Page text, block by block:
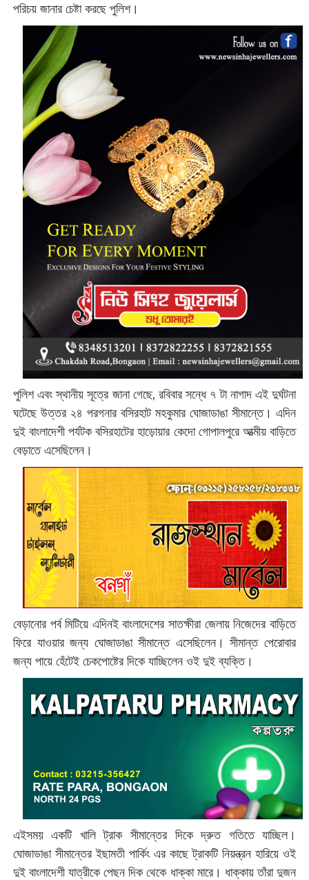
পরিচয় জানার চেষ্টা করছে পুলিশ।
পুলিশ এবং স্থানীয় সূত্রে জানা গেছে, রবিবার সন্ধে ৭ টা নাগাদ এই দুর্ঘটনা
ঘটেছে উত্তর ২৪ পরগনার বসিরহাট মহকুমার ঘোজাডাঙা সীমান্তে। এদিন
দুই বাংলাদেশী পর্যটক বসিরহাটের হাড়োয়ার কেদো গোপালপুরে আত্মীয় বাড়িতে
বেড়াতে এসেছিলেন।
বেড়ানোর পর্ব মিটিয়ে এদিনই বাংলাদেশের সাতক্ষীরা জেলায় নিজেদের বাড়িতে
ফিরে যাওয়ার জন্য ঘোজাডাঙা সীমান্তে এসেছিলেন। সীমান্ত পেরোবার
জন্য পায়ে হেঁটেই চেকপোষ্টের দিকে যাচ্ছিলেন ওই দুই ব্যক্তি।
এইসময় একটি খালি ট্রাক সীমান্তের দিকে দ্রুত গতিতে যাচ্ছিল।
ঘোজাডাঙা সীমান্তের ইছামতী পার্কিং এর কাছে ট্রাকটি নিয়ন্ত্রন হারিয়ে ওই
দুই বাংলাদেশী যাত্রীকে পেছন দিক থেকে ধাক্কা মারে। ধাক্কায় তাঁরা দুজন